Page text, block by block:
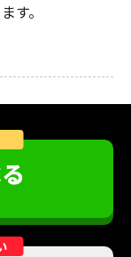
す。